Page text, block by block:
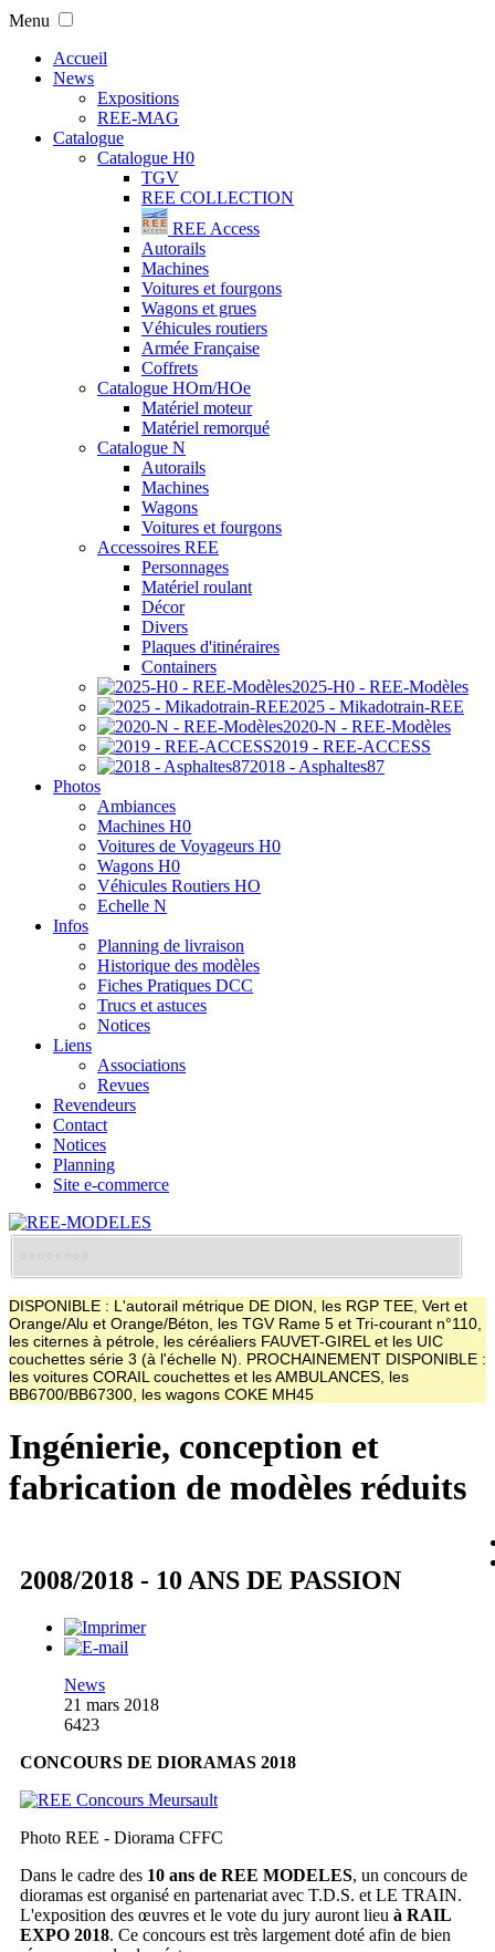
Menu
Accueil
News
Expositions
REE-MAG
Catalogue
Catalogue H0
TGV
REE COLLECTION
REE Access
Autorails
Machines
Voitures et fourgons
Wagons et grues
Véhicules routiers
Armée Française
Coffrets
Catalogue HOm/HOe
Matériel moteur
Matériel remorqué
Catalogue N
Autorails
Machines
Wagons
Voitures et fourgons
Accessoires REE
Personnages
Matériel roulant
Décor
Divers
Plaques d'itinéraires
Containers
2025-H0 - REE-Modèles
2025 - Mikadotrain-REE
2020-N - REE-Modèles
2019 - REE-ACCESS
2018 - Asphaltes87
Photos
Ambiances
Machines H0
Voitures de Voyageurs H0
Wagons H0
Véhicules Routiers HO
Echelle N
Infos
Planning de livraison
Historique des modèles
Fiches Pratiques DCC
Trucs et astuces
Notices
Liens
Associations
Revues
Revendeurs
Contact
Notices
Planning
Site e-commerce
DISPONIBLE : L'autorail métrique DE DION, les RGP TEE, Vert et
Orange/Alu et Orange/Béton, les TGV Rame 5 et Tri-courant n°110,
les citernes à pétrole, les céréaliers FAUVET-GIREL et les UIC
couchettes série 3 (à l'échelle N). PROCHAINEMENT DISPONIBLE :
les voitures CORAIL couchettes et les AMBULANCES, les
BB6700/BB67300, les wagons COKE MH45
Ingénierie, conception et
fabrication de modèles réduits
2008/2018 - 10 ANS DE PASSION
News
21 mars 2018
6423
CONCOURS DE DIORAMAS 2018
Photo REE - Diorama CFFC
Dans le cadre des 10 ans de REE MODELES, un concours de
dioramas est organisé en partenariat avec T.D.S. et LE TRAIN.
L'exposition des œuvres et le vote du jury auront lieu à RAIL
EXPO 2018. Ce concours est très largement doté afin de bien